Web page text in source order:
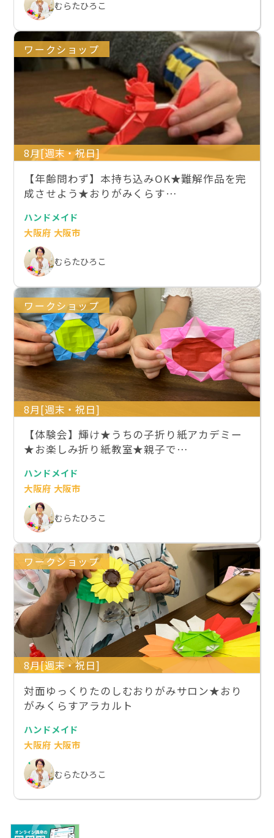
むらたひろこ
ワークショップ
8月[週末・祝日]
【年齢問わず】本持ち込みOK★難解作品を完
成させよう★おりがみくらす…
ハンドメイド
大阪府 大阪市
むらたひろこ
ワークショップ
8月[週末・祝日]
【体験会】輝け★うちの子折り紙アカデミー
★お楽しみ折り紙教室★親子で…
ハンドメイド
大阪府 大阪市
むらたひろこ
ワークショップ
8月[週末・祝日]
対面ゆっくりたのしむおりがみサロン★おり
がみくらすアラカルト
ハンドメイド
大阪府 大阪市
むらたひろこ